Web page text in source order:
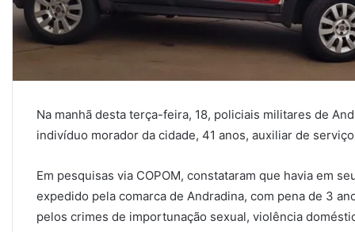
Na manhã desta terça-feira, 18, policiais militares de
indivíduo morador da cidade, 41 anos, auxiliar de
Em pesquisas via COPOM, constataram que havia em
expedido pela comarca de Andradina, com pena de 3
pelos crimes de importunação sexual, violência